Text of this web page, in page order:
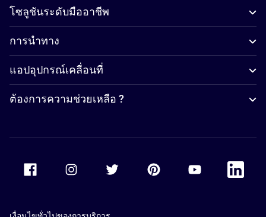
โซลูชันระดับมืออาชีพ
การนำทาง
แอปอุปกรณ์เคลื่อนที่
ต้องการความช่วยเหลือ ?
Accor Youtube
Accor